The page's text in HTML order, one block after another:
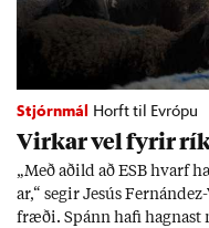
Stjórnmál Horft til Evrópu
Virk­ar vel fyr­ir
„Með að­ild að ESB hvarf
ar,“ seg­ir Jesús
fræði. Spánn hafi